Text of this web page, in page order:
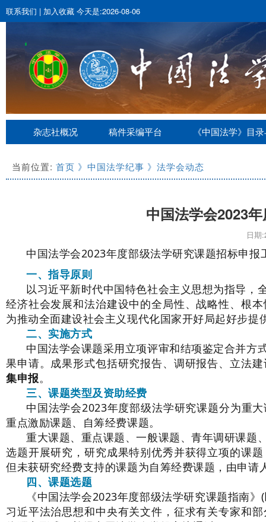
联系我们 | 加入收藏 今天是:2026-08-06
杂志社概况 稿件采编平台 《中国法学》目
当前位置: 首页 》中国法学纪事 》法学会动态
中国法学会2023
日期
中国法学会2023年度部级法学研究课题招标申报
一、指导原则
以习近平新时代中国特色社会主义思想为指导，
经济社会发展和法治建设中的全局性、战略性、根
为推动全面建设社会主义现代化国家开好局起好步提
二、实施方式
中国法学会课题采用立项评审和结项鉴定合并方
果申请。成果形式包括研究报告、调研报告、立法
集申报。
三、课题类型及资助经费
中国法学会2023年度部级法学研究课题分为重
重点激励课题、自筹经费课题。
重大课题、重点课题、一般课题、青年调研课题
选题开展研究，研究成果特别优秀并获得立项的课
但未获研究经费支持的课题为自筹经费课题，由申请
四、课题选题
《中国法学会2023年度部级法学研究课题指南
习近平法治思想和中央有关文件，征求有关专家和